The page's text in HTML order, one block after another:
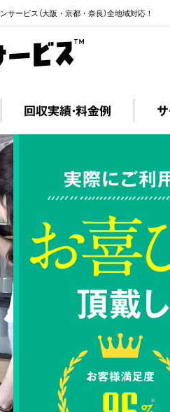
ービス（大阪・京都・奈良）全地域対応！
回収実績・料金例
実際にご利
頂戴